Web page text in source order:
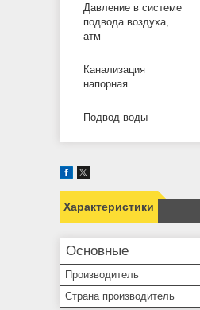
Давление в системе
подвода воздуха,
атм
Канализация
напорная
Подвод воды
Характеристики
Основные
Производитель
Страна производитель